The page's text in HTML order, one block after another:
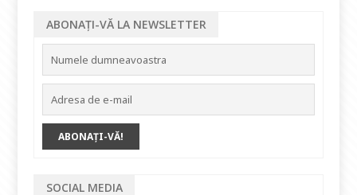
ABONAȚI-VĂ LA NEWSLETTER
SOCIAL MEDIA